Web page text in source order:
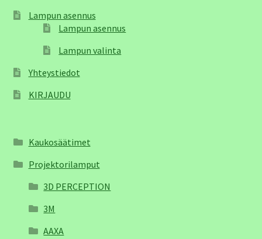
Lampun asennus
Lampun asennus
Lampun valinta
Yhteystiedot
KIRJAUDU
Kaukosäätimet
Projektorilamput
3D PERCEPTION
3M
AAXA